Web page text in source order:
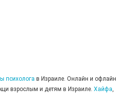
психолога в Израиле. Онлайн и офлайн
взрослым и детям в Израиле. Хайфа,